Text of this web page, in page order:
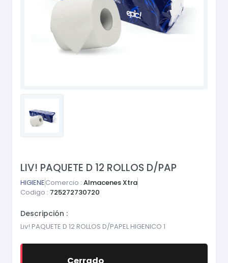
LIV! PAQUETE D 12 ROLLOS D/PAP
HIGIENEComercio : Almacenes Xtra
Codigo : 725272730720
Descripción :
Liv! PAQUETE D 12 ROLLOS D/PAPEL HIGENICO 1
Cerrado